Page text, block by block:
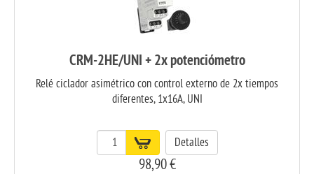
CRM-2HE/UNI + 2x potenciómetro
Relé ciclador asimétrico con control externo de 2x tiempos
diferentes, 1x16A, UNI
Detalles
98,90 €